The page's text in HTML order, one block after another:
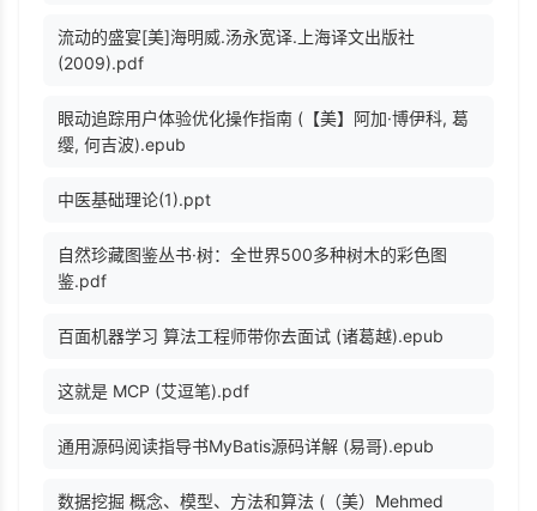
流动的盛宴[美]海明威.汤永宽译.上海译文出版社
(2009).pdf
眼动追踪用户体验优化操作指南 (【美】阿加·博伊科, 葛
缨, 何吉波).epub
中医基础理论(1).ppt
自然珍藏图鉴丛书·树：全世界500多种树木的彩色图
鉴.pdf
百面机器学习 算法工程师带你去面试 (诸葛越).epub
这就是 MCP (艾逗笔).pdf
通用源码阅读指导书MyBatis源码详解 (易哥).epub
数据挖掘 概念、模型、方法和算法 (（美）Mehmed